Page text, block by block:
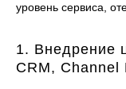
уровень сервиса,
1. Внедрение
CRM, Channel